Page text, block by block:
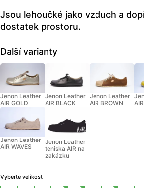
Jsou lehoučké jako vzduch a
dostatek prostoru.
Další varianty
Jenon Leather
AIR GOLD
Jenon Leather
AIR BLACK
Jenon Leather
AIR BROWN
Jenon Leather
AIR WAVES
Jenon Leather
teniska AIR na
zakázku
Vyberte velikost